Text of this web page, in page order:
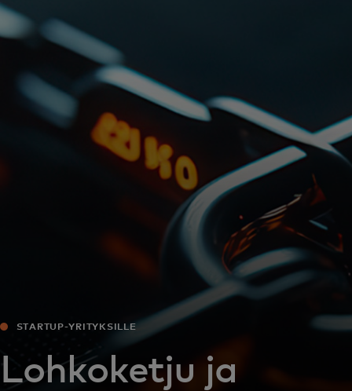
Sinulle
Yrityksille
Maailmalle
Innovaattoreille
Uutiset ja trendit
STARTUP-YRITYKSILLE
Lohkoketju ja